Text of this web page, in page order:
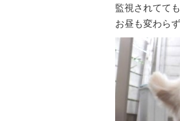
監視されてて
お昼も変わら